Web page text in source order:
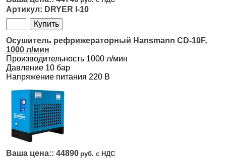
DRYER I-10
Осушитель рефрижераторный Hansmann CD-10F,
1000 л/мин
Производительность 1000 л/мин
Давление 10 бар
Напряжение питания 220 В
44890